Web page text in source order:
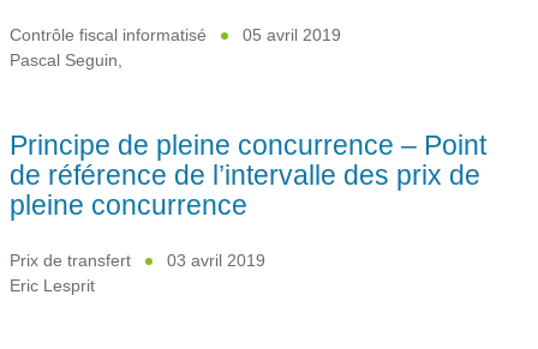
Contrôle fiscal informatisé
05 avril 2019
Pascal Seguin,
Principe de pleine concurrence – Point
de référence de l’intervalle des prix de
pleine concurrence
Prix de transfert
03 avril 2019
Eric Lesprit